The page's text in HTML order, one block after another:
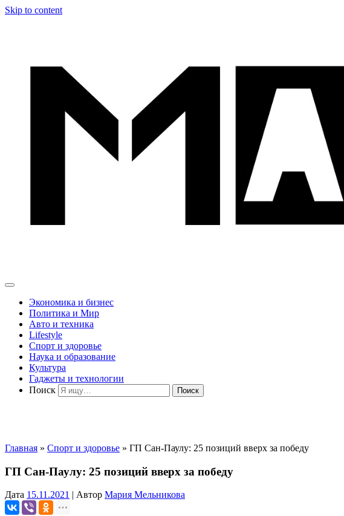
Skip to content
Экономика и бизнес
Политика и Мир
Авто и техника
Lifestyle
Спорт и здоровье
Наука и образование
Культура
Гаджеты и технологии
Поиск
Главная » Спорт и здоровье » ГП Сан-Паулу: 25 позиций вверх за победу
ГП Сан-Паулу: 25 позиций вверх за победу
Дата 15.11.2021 | Автор Мария Мельникова